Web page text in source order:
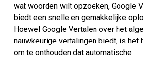
wat woorden wilt opzoeken, Google
biedt een snelle en gemakkelijke
Hoewel Google Vertalen over het
nauwkeurige vertalingen biedt, is het
om te onthouden dat automatische